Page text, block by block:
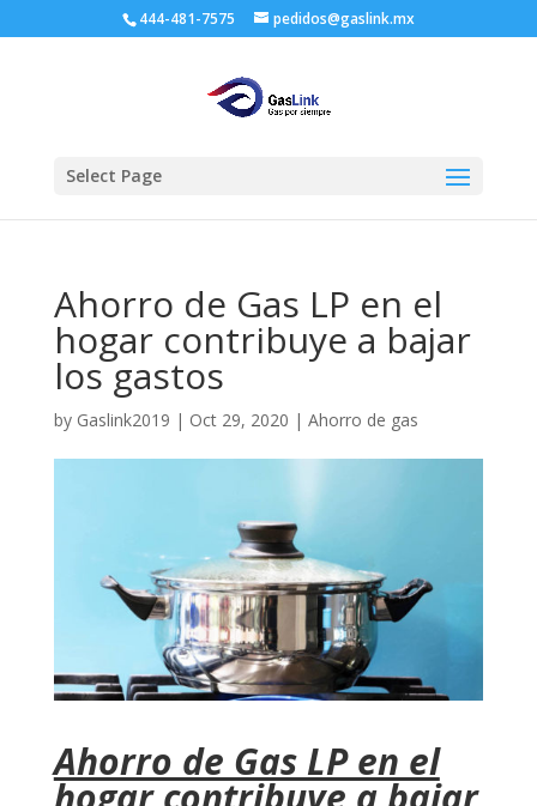
444-481-7575 pedidos@gaslink.mx
Select Page
Ahorro de Gas LP en el
hogar contribuye a bajar
los gastos
by Gaslink2019 | Oct 29, 2020 | Ahorro de gas
Ahorro de Gas LP en el